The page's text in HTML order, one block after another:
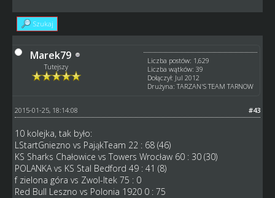
Szukaj
Marek79
Tutejszy
Liczba postów: 1,629
Liczba wątków: 39
Dołączył: Jul 2012
Drużyna: TARZAN'S TEAM TARNOW
#43
2015-01-25, 18:14:08
10 kolejka, tak było:
LStartGniezno vs PająkTeam 22 : 68 (46)
KS Sharks Chałowice vs Towers Wrocław 60 : 30 (30)
POLANKA vs KS Stal Bedford 49 : 41 (8)
f zielona góra vs Zwol-Itek 75 : 0
Red Bull Leszno vs Polonia 1920 0 : 75